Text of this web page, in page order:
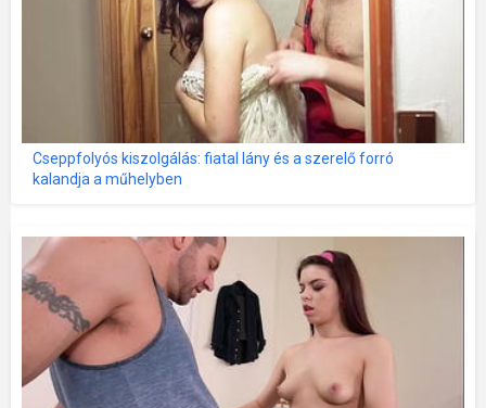
Cseppfolyós kiszolgálás: fiatal lány és a szerelő forró
kalandja a műhelyben